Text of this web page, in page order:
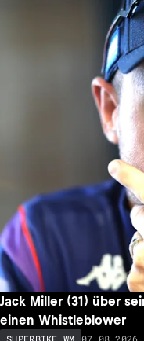
Jack Miller (31) über
einen Whistleblower